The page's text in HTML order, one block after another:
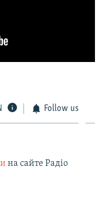
Follow us
на сайте Радіо